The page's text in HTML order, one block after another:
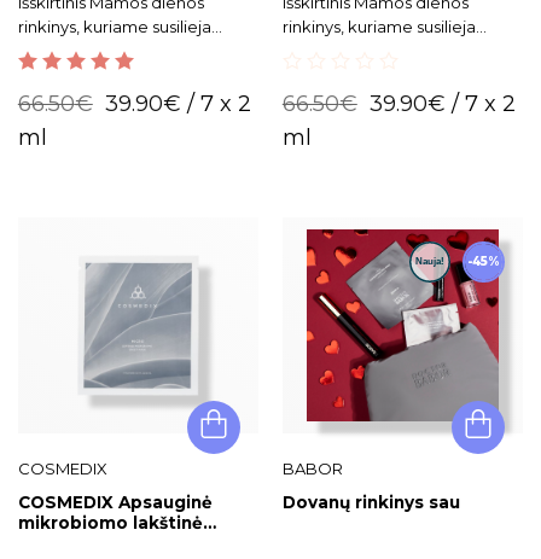
rinkinys, kuriame susilieja
grožis ir saldus malonumas -
stangrinančios BABOR
Collagen Booster ampulės ir
rankų darbo šokoladiniai
bijūnai.
66.50€ 39.90€ / 7 x 2
ml
rinkinys, kuriame susilieja
Express ampulės ir rankų
darbo šokoladiniai bijūnai.
out
5
66.50€ 39.90€ / 7 x 2
ml
COSMEDIX
COSMEDIX Apsauginė
mikrobiomo lakštinė
-45%
BABOR
Dovanų rinkinys sau